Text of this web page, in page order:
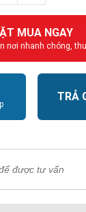
MUA NGAY
nơi nhanh chóng,
TRẢ